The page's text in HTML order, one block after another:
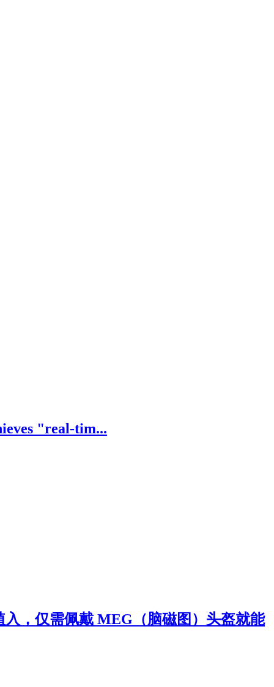
"real-tim...
，仅需佩戴 MEG（脑磁图）头盔就能